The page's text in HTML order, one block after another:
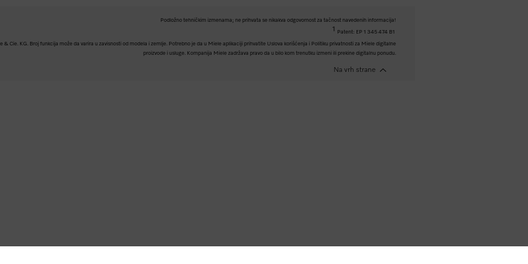
Podložno tehničkim izmenama; ne prihvata se nikakva odgovornost za tačnost navedenih informacija!
1 Patent: EP 1 345 474 B1
& Cie. KG. Broj funkcija može da varira u zavisnosti od modela i zemlje. Potrebno je da u Miele aplikaciji prihvatite Uslova korišćenja i Politiku privatnosti za Miele digitalne
proizvode i usluge. Kompanija Miele zadržava pravo da u bilo kom trenutku izmeni ili prekine digitalnu ponudu.
Na vrh strane